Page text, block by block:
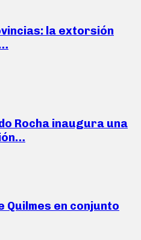
la extorsión
Rocha inaugura una
Quilmes en conjunto